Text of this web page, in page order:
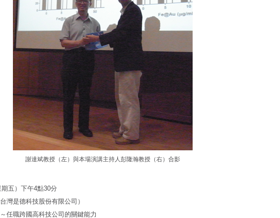
謝達斌教授（左）與本場演講主持人彭隆瀚教授（右）合影
五）下午4點30分
灣是德科技股份有限公司）
任職跨國高科技公司的關鍵能力